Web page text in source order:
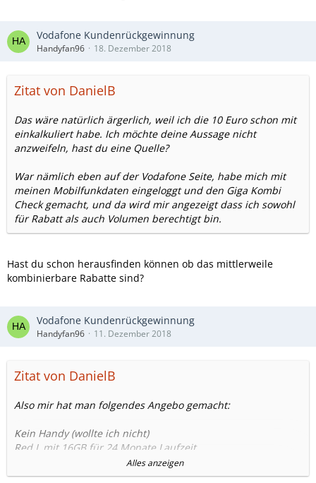
Vodafone Kundenrückgewinnung
Handyfan96 18. Dezember 2018
Zitat von DanielB
Das wäre natürlich ärgerlich, weil ich die 10 Euro schon mit
einkalkuliert habe. Ich möchte deine Aussage nicht
anzweifeln, hast du eine Quelle?
War nämlich eben auf der Vodafone Seite, habe mich mit
meinen Mobilfunkdaten eingeloggt und den Giga Kombi
Check gemacht, und da wird mir angezeigt dass ich sowohl
für Rabatt als auch Volumen berechtigt bin.
Hast du schon herausfinden können ob das mittlerweile
kombinierbare Rabatte sind?
Vodafone Kundenrückgewinnung
Handyfan96 11. Dezember 2018
Zitat von DanielB
Also mir hat man folgendes Angebo gemacht:
Kein Handy (wollte ich nicht)
Red L mit 16GB für 24 Monate Laufzeit
-27,50 Euro Family & Friends Rabatt
Alles anzeigen